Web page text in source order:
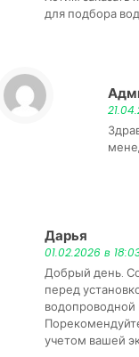
для подбора
Дарья
01.02.2026 в
Добрый день.
перед
водопроводной
учетом вашей